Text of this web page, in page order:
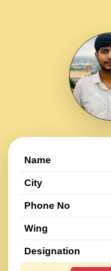
Name
City
Phone No
Wing
Designation